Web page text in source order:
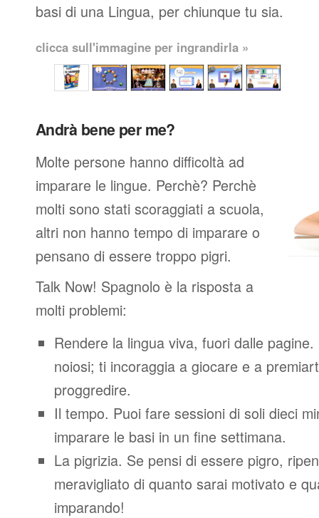
basi di una Lingua, per chiunque tu sia.
clicca sull'immagine per ingrandirla »
Andrà bene per me?
Molte persone hanno difficoltà ad
imparare le lingue. Perchè? Perchè
molti sono stati scoraggiati a scuola,
altri non hanno tempo di imparare o
pensano di essere troppo pigri.
Talk Now! Spagnolo è la risposta a
molti problemi:
Rendere la lingua viva, fuori dalle
noiosi; ti incoraggia a giocare e a
proggredire.
Il tempo. Puoi fare sessioni di soli dieci
imparare le basi in un fine settimana.
La pigrizia. Se pensi di essere pigro,
meravigliato di quanto sarai motivato e
imparando!